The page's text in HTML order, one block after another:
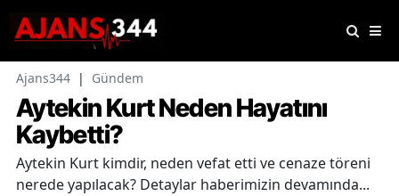
Ajans344 | Gündem
Aytekin Kurt Neden Hayatını
Kaybetti?
Aytekin Kurt kimdir, neden vefat etti ve cenaze töreni
nerede yapılacak? Detaylar haberimizin devamında...